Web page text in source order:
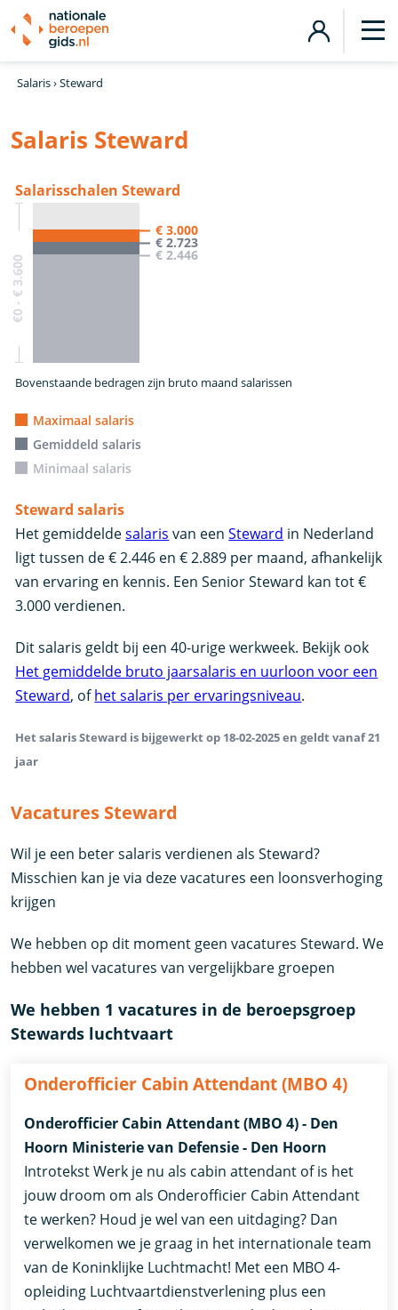
Salaris›Steward
Salaris Steward
Salarisschalen Steward
€0 - € 3.600
€ 3.000
€ 2.723
€ 2.446
Bovenstaande bedragen zijn bruto maand salarissen
Maximaal salaris
Gemiddeld salaris
Minimaal salaris
Steward salaris
Het gemiddeldesalaris van eenSteward in Nederland
ligt tussen de € 2.446 en € 2.889 per maand, afhankelijk
van ervaring en kennis. Een Senior Steward kan tot €
3.000 verdienen.
Dit salaris geldt bij een 40-urige werkweek. Bekijk ook
Het gemiddelde bruto jaarsalaris en uurloon voor een
Steward, ofhet salaris per ervaringsniveau.
Het salaris Steward is bijgewerkt op 18-02-2025 en geldt vanaf 21
jaar
Vacatures Steward
Wil je een beter salaris verdienen als Steward?
Misschien kan je via deze vacatures een loonsverhoging
krijgen
We hebben op dit moment geen vacatures Steward. We
hebben wel vacatures van vergelijkbare groepen
We hebben 1 vacatures in de beroepsgroep
Stewards luchtvaart
Onderofficier Cabin Attendant (MBO 4)
Onderofficier Cabin Attendant (MBO 4) - Den
Hoorn Ministerie van Defensie - Den Hoorn
Introtekst Werk je nu als cabin attendant of is het
jouw droom om als Onderofficier Cabin Attendant
te werken? Houd je wel van een uitdaging? Dan
verwelkomen we je graag in het internationale team
van de Koninklijke Luchtmacht! Met een MBO 4-
opleiding Luchtvaartdienstverlening plus een